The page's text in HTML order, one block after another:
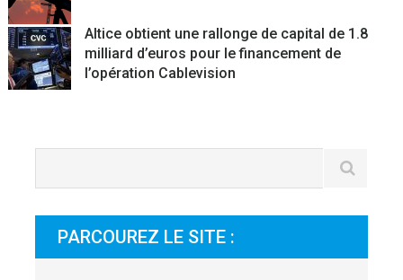
Altice obtient une rallonge de capital de 1.8
milliard d’euros pour le financement de
l’opération Cablevision
PARCOUREZ LE SITE :